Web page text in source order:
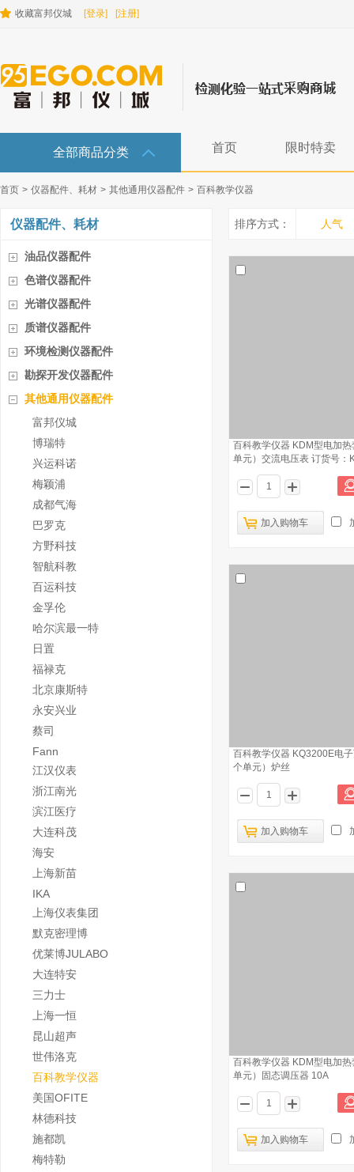
收藏富邦仪城 [登录] [注册]
全部商品分类 首页 限时特卖
首页 > 仪器配件、耗材 > 其他通用仪器配件 > 百科教学仪器
仪器配件、耗材
油品仪器配件
色谱仪器配件
光谱仪器配件
质谱仪器配件
环境检测仪器配件
勘探开发仪器配件
其他通用仪器配件
富邦仪城
博瑞特
兴运科诺
梅颖浦
成都气海
巴罗克
方野科技
智航科教
百运科技
金孚伦
哈尔滨最一特
日置
福禄克
北京康斯特
永安兴业
蔡司
Fann
江汉仪表
浙江南光
滨江医疗
大连科茂
海安
上海新苗
IKA
上海仪表集团
默克密理博
优莱博JULABO
大连特安
三力士
上海一恒
昆山超声
世伟洛克
百科教学仪器
美国OFITE
林德科技
施都凯
梅特勒
排序方式： 人气
百科教学仪器 KDM型电加
单元）交流电压表 订货号：
加入购物车
百科教学仪器 KQ3200E电
个单元）炉丝
加入购物车
百科教学仪器 KDM型电加
单元）固态调压器 10A
加入购物车